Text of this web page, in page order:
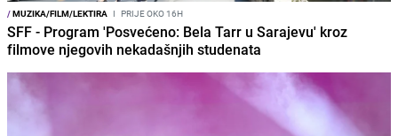
/MUZIKA/FILM/LEKTIRA I PRIJE OKO 16H
SFF - Program 'Posvećeno: Bela Tarr u Sarajevu' kroz
filmove njegovih nekadašnjih studenata